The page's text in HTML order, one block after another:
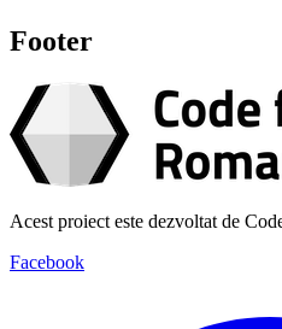
Footer
Acest proiect este dezvoltat de
Facebook